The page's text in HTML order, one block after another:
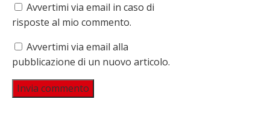
Avvertimi via email in caso di
risposte al mio commento.
Avvertimi via email alla
pubblicazione di un nuovo articolo.